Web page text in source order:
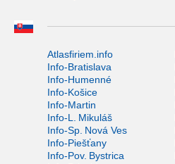
Atlasfiriem.info
Info-Bratislava
Info-Humenné
Info-Košice
Info-Martin
Info-L. Mikuláš
Info-Sp. Nová Ves
Info-Piešťany
Info-Pov. Bystrica